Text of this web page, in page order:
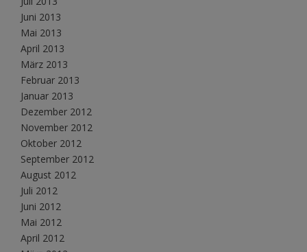
Juni 2013
Mai 2013
April 2013
März 2013
Februar 2013
Januar 2013
Dezember 2012
November 2012
Oktober 2012
September 2012
August 2012
Juli 2012
Juni 2012
Mai 2012
April 2012